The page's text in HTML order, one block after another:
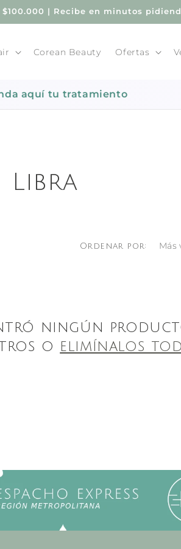
| Recibe en minutos
Corean Beauty Ofertas
aquí tu tratamiento
Libra
Ordenar por:
ningún
o elimínalos